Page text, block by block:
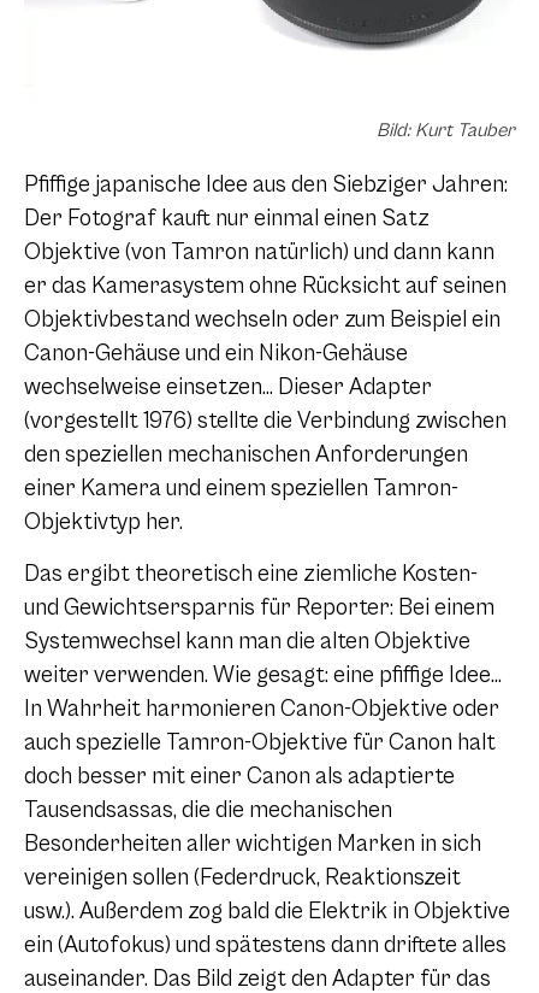
Bild: Kurt Tauber
Pfiffige japanische Idee aus den Siebziger Jahren:
Der Fotograf kauft nur einmal einen Satz
Objektive (von Tamron natürlich) und dann kann
er das Kamerasystem ohne Rücksicht auf seinen
Objektivbestand wechseln oder zum Beispiel ein
Canon-Gehäuse und ein Nikon-Gehäuse
wechselweise einsetzen… Dieser Adapter
(vorgestellt 1976) stellte die Verbindung zwischen
den speziellen mechanischen Anforderungen
einer Kamera und einem speziellen Tamron-
Objektivtyp her.
Das ergibt theoretisch eine ziemliche Kosten-
und Gewichtsersparnis für Reporter: Bei einem
Systemwechsel kann man die alten Objektive
weiter verwenden. Wie gesagt: eine pfiffige Idee…
In Wahrheit harmonieren Canon-Objektive oder
auch spezielle Tamron-Objektive für Canon halt
doch besser mit einer Canon als adaptierte
Tausendsassas, die die mechanischen
Besonderheiten aller wichtigen Marken in sich
vereinigen sollen (Federdruck, Reaktionszeit
usw.). Außerdem zog bald die Elektrik in Objektive
ein (Autofokus) und spätestens dann driftete alles
auseinander. Das Bild zeigt den Adapter für das